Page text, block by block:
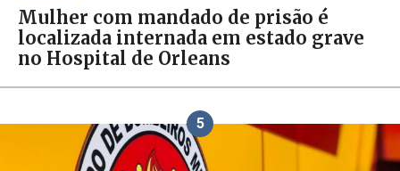
Mulher com mandado de prisão é
localizada internada em estado grave
no Hospital de Orleans
5